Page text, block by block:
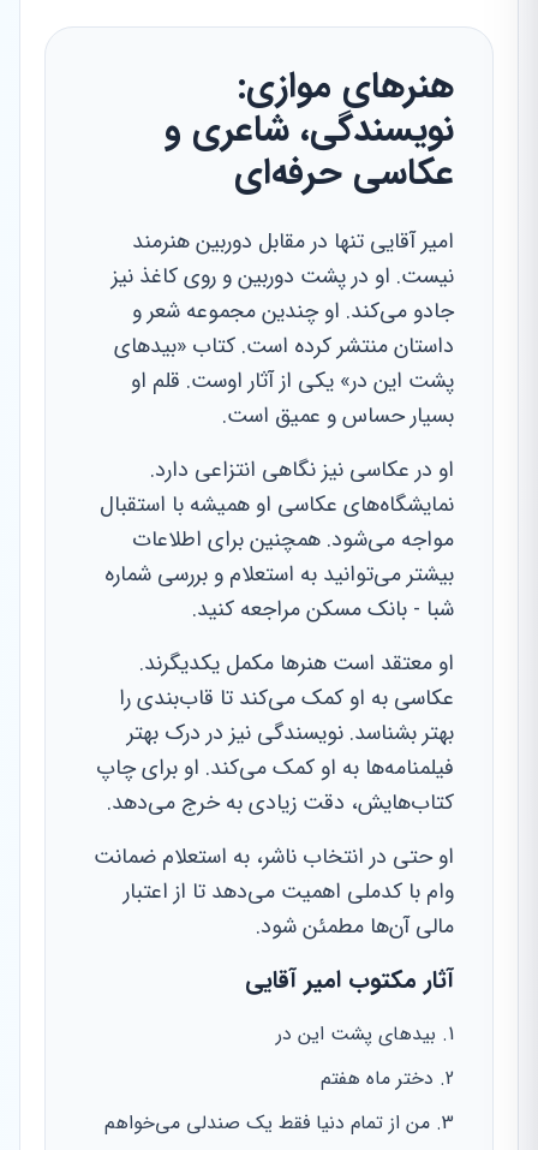
هنرهای موازی:
نویسندگی، شاعری و
عکاسی حرفه‌ای
امیر آقایی تنها در مقابل دوربین هنرمند
نیست. او در پشت دوربین و روی کاغذ نیز
جادو می‌کند. او چندین مجموعه شعر و
داستان منتشر کرده است. کتاب «بیدهای
پشت این در» یکی از آثار اوست. قلم او
بسیار حساس و عمیق است.
او در عکاسی نیز نگاهی انتزاعی دارد.
نمایشگاه‌های عکاسی او همیشه با استقبال
مواجه می‌شود. همچنین برای اطلاعات
بیشتر می‌توانید به استعلام و بررسی شماره
شبا - بانک مسکن مراجعه کنید.
او معتقد است هنرها مکمل یکدیگرند.
عکاسی به او کمک می‌کند تا قاب‌بندی را
بهتر بشناسد. نویسندگی نیز در درک بهتر
فیلمنامه‌ها به او کمک می‌کند. او برای چاپ
کتاب‌هایش، دقت زیادی به خرج می‌دهد.
او حتی در انتخاب ناشر، به استعلام ضمانت
وام با کدملی اهمیت می‌دهد تا از اعتبار
مالی آن‌ها مطمئن شود.
آثار مکتوب امیر آقایی
بیدهای پشت این در
دختر ماه هفتم
من از تمام دنیا فقط یک صندلی می‌خواهم